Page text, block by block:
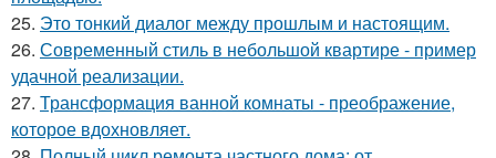
25. Это тонкий диалог между прошлым и настоящим.
26. Современный стиль в небольшой квартире - пример
удачной реализации.
27. Трансформация ванной комнаты - преображение,
которое вдохновляет.